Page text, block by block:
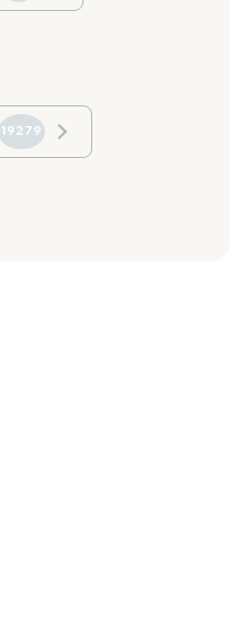
19279